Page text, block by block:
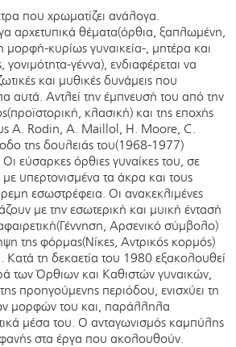
που χρωματίζει ανάλογα.
αρχετυπικά θέματα(όρθια, ξαπλωμένη,
κυρίως γυναικεία-, μητέρα και
γονιμότητα-γέννα), ενδιαφέρεται να
και μυθικές δυνάμεις που
αυτά. Αντλεί την έμπνευσή του από την
κλασική) και της εποχής
A. Rodin, A. Maillol, H. Moore, C.
της δουλειάς του(1968-1977)
εύσαρκες όρθιες γυναίκες του, σε
υπερτονισμένα τα άκρα και τους
εσωστρέφεια. Οι ανακεκλιμένες
με την εσωτερική και μυική έντασή
Αρσενικό σύμβολο)
της φόρμας(Νίκες, Αντρικός κορμός)
τη δεκαετία του 1980 εξακολουθεί
των Όρθιων και Καθιστών γυναικών,
προηγούμενης περιόδου, ενισχύει τη
μορφών του και, παράλληλα
μέσα του. Ο ανταγωνισμός καμπύλης
στα έργα που ακολουθούν.